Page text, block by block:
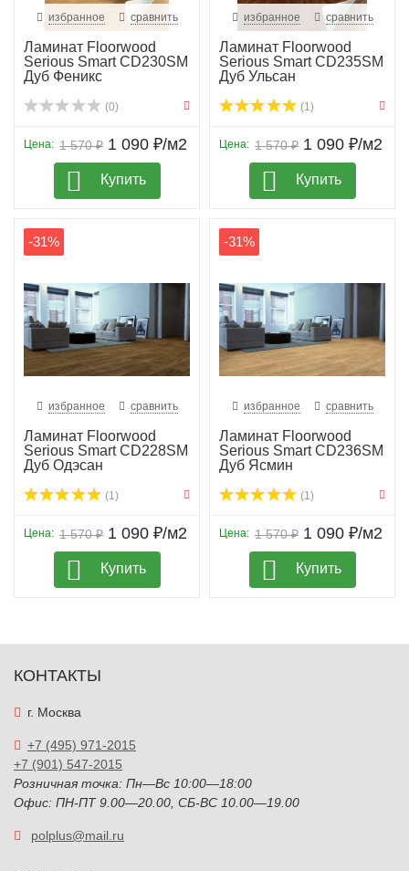
избранное сравнить
Ламинат Floorwood
Serious Smart CD230SM
Дуб Феникс
(0)
1 570 ₽
Цена: 1 090 ₽/м2
Купить
избранное сравнить
Ламинат Floorwood
Serious Smart CD235SM
Дуб Ульсан
(1)
1 570 ₽
Цена: 1 090 ₽/м2
Купить
-31%
избранное сравнить
Ламинат Floorwood
Serious Smart CD228SM
Дуб Одэсан
(1)
1 570 ₽
Цена: 1 090 ₽/м2
Купить
-31%
избранное сравнить
Ламинат Floorwood
Serious Smart CD236SM
Дуб Ясмин
(1)
1 570 ₽
Цена: 1 090 ₽/м2
Купить
КОНТАКТЫ
г. Москва
+7 (495) 971-2015
+7 (901) 547-2015
Розничная точка: Пн—Вс 10:00—18:00
Офис: ПН-ПТ 9.00—20.00, СБ-ВС 10.00—19.00
polplus@mail.ru